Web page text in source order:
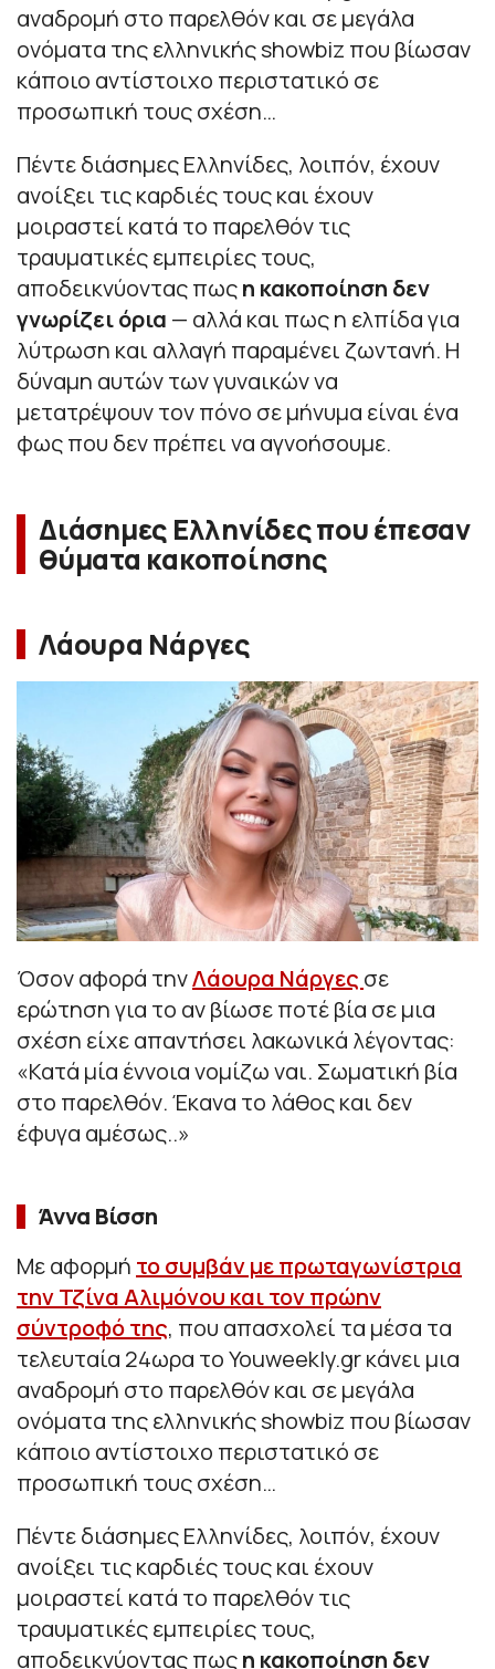
αναδρομή στο παρελθόν και σε μεγάλα
ονόματα της ελληνικής showbiz που βίωσαν
κάποιο αντίστοιχο περιστατικό σε
προσωπική τους σχέση…
Πέντε διάσημες Ελληνίδες, λοιπόν, έχουν
ανοίξει τις καρδιές τους και έχουν
μοιραστεί κατά το παρελθόν τις
τραυματικές εμπειρίες τους,
αποδεικνύοντας πωςη κακοποίηση δεν
γνωρίζει όρια — αλλά και πως η ελπίδα για
λύτρωση και αλλαγή παραμένει ζωντανή. Η
δύναμη αυτών των γυναικών να
μετατρέψουν τον πόνο σε μήνυμα είναι ένα
φως που δεν πρέπει να αγνοήσουμε.
Διάσημες Ελληνίδες που έπεσαν
θύματα κακοποίησης
Λάουρα Νάργες
Όσον αφορά τηνΛάουρα Νάργες σε
ερώτηση για το αν βίωσε ποτέ βία σε μια
σχέση είχε απαντήσει λακωνικά λέγοντας:
«Κατά μία έννοια νομίζω ναι. Σωματική βία
στο παρελθόν. Έκανα το λάθος και δεν
έφυγα αμέσως..»
Άννα Βίσση
Με αφορμή το συμβάν με πρωταγωνίστρια
την Τζίνα Αλιμόνου και τον πρώην
σύντροφό της, που απασχολεί τα μέσα τα
τελευταία 24ωρα το Youweekly.gr κάνει μια
αναδρομή στο παρελθόν και σε μεγάλα
ονόματα της ελληνικής showbiz που βίωσαν
κάποιο αντίστοιχο περιστατικό σε
προσωπική τους σχέση…
Πέντε διάσημες Ελληνίδες, λοιπόν, έχουν
ανοίξει τις καρδιές τους και έχουν
μοιραστεί κατά το παρελθόν τις
τραυματικές εμπειρίες τους,
αποδεικνύοντας πωςη κακοποίηση δεν